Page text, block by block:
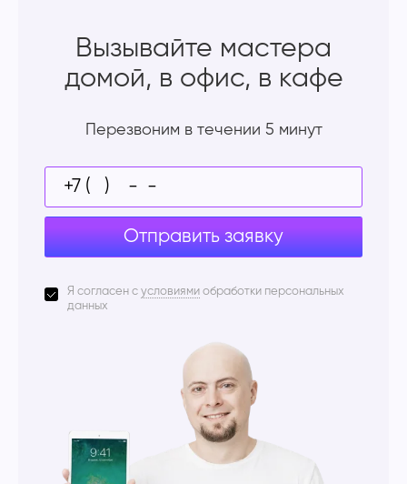
Вызывайте мастера
домой, в офис, в кафе
Перезвоним в течении 5 минут
Отправить заявку
Я согласен с условиями обработки персональных
данных